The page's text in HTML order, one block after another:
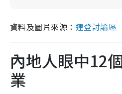
資料及圖片來源： 連登討論區
內地人眼中12
業